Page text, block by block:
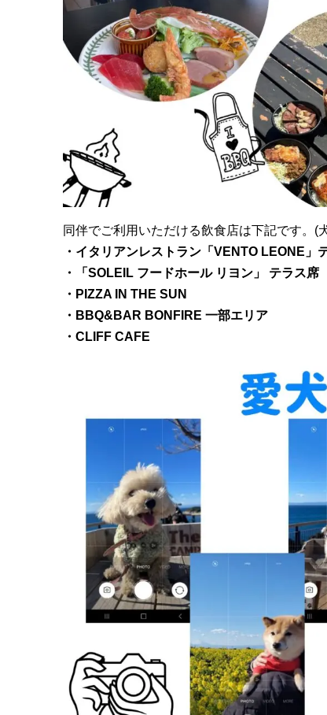
同伴でご利用いただける飲食店は下記です。(
・イタリアンレストラン「VENTO LEONE」
・「SOLEIL フードホール リヨン」 テラス席
・PIZZA IN THE SUN
・BBQ&BAR BONFIRE 一部エリア
・CLIFF CAFE